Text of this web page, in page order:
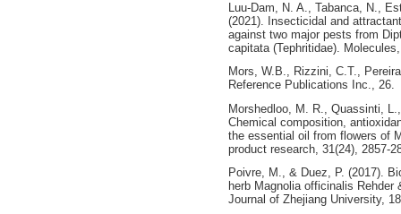
Luu-Dam, N. A., Tabanca, N.,
(2021). Insecticidal and
against two major pests from
capitata (Tephritidae).
Mors, W.B., Rizzini, C.T.,
Reference Publications Inc., 26.
Morshedloo, M. R., Quassinti,
Chemical composition,
the essential oil from flowers of
product research, 31(24), 2857-
Poivre, M., & Duez, P. (2017).
herb Magnolia officinalis
Journal of Zhejiang University,